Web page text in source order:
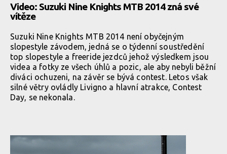
Video: Suzuki Nine Knights MTB 2014 zná své
vítěze
Suzuki Nine Knights MTB 2014 není obyčejným
slopestyle závodem, jedná se o týdenní soustředění
top slopestyle a freeride jezdců jehož výsledkem jsou
videa a fotky ze všech úhlů a pozic, ale aby nebyli běžní
diváci ochuzeni, na závěr se bývá contest. Letos však
silné větry ovládly Livigno a hlavní atrakce, Contest
Day, se nekonala.